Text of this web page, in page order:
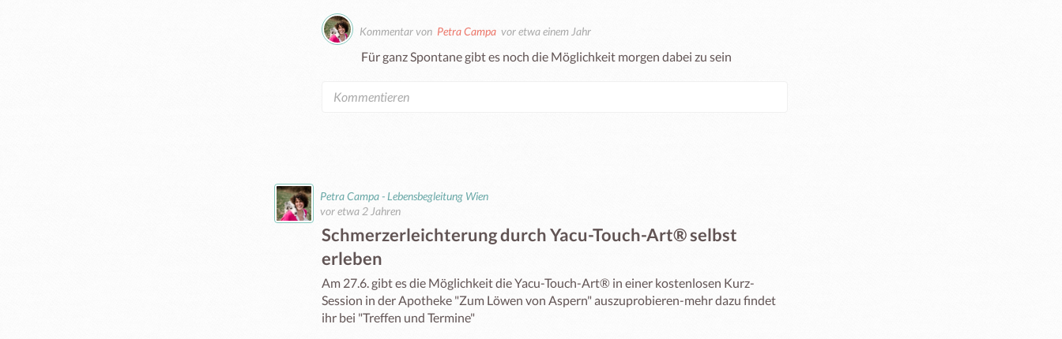
Kommentar von Petra Campa vor etwa einem Jahr
Für ganz Spontane gibt es noch die Möglichkeit morgen dabei zu sein
Petra Campa - Lebensbegleitung Wien
vor etwa 2 Jahren
Schmerzerleichterung durch Yacu-Touch-Art®️ selbst
erleben
Am 27.6. gibt es die Möglichkeit die Yacu-Touch-Art®️ in einer kostenlosen Kurz-
Session in der Apotheke "Zum Löwen von Aspern" auszuprobieren-mehr dazu findet
ihr bei "Treffen und Termine"